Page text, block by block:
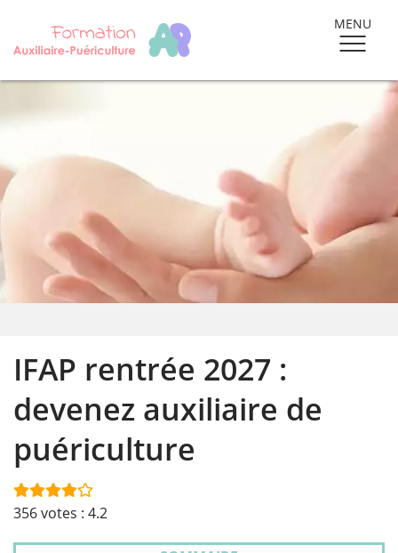
MENU
IFAP rentrée 2027 :
devenez auxiliaire de
puériculture
356votes : 4.2